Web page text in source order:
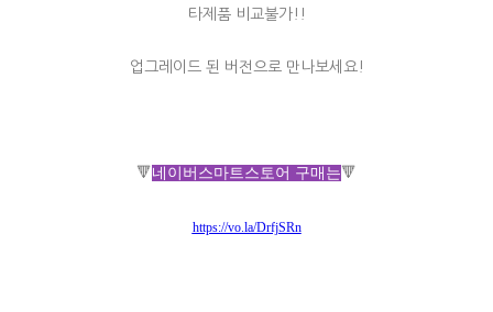
타제품 비교불가!!
업그레이드 된 버전으로 만나보세요!
🔻 네이버스마트스토어 구매는🔻
https://vo.la/DrfjSRn